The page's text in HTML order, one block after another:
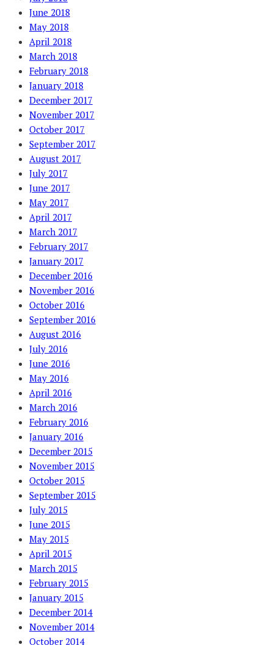
June 2018
May 2018
April 2018
March 2018
February 2018
January 2018
December 2017
November 2017
October 2017
September 2017
August 2017
July 2017
June 2017
May 2017
April 2017
March 2017
February 2017
January 2017
December 2016
November 2016
October 2016
September 2016
August 2016
July 2016
June 2016
May 2016
April 2016
March 2016
February 2016
January 2016
December 2015
November 2015
October 2015
September 2015
July 2015
June 2015
May 2015
April 2015
March 2015
February 2015
January 2015
December 2014
November 2014
October 2014